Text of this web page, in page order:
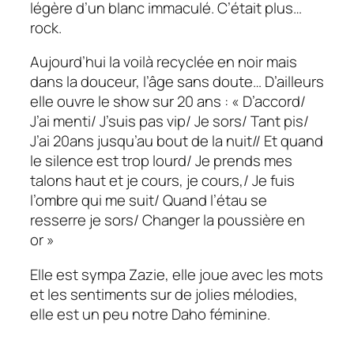
légère d’un blanc immaculé. C’était plus…
rock.
Aujourd’hui la voilà recyclée en noir mais
dans la douceur, l’âge sans doute… D’ailleurs
elle ouvre le show sur20 ans : « D’accord/
J’ai menti/ J’suis pas vip/ Je sors/ Tant pis/
J’ai 20ans jusqu’au bout de la nuit// Et quand
le silence est trop lourd/ Je prends mes
talons haut et je cours, je cours,/ Je fuis
l’ombre qui me suit/ Quand l’étau se
resserre je sors/ Changer la poussière en
or »
Elle est sympa Zazie, elle joue avec les mots
et les sentiments sur de jolies mélodies,
elle est un peu notre Daho féminine.